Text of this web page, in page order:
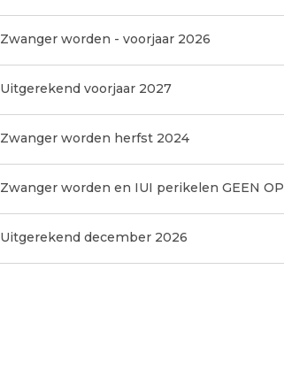
Zwanger worden - voorjaar 2026
Uitgerekend voorjaar 2027
Zwanger worden herfst 2024
Zwanger worden en IUI perikelen GEEN OP
Uitgerekend december 2026